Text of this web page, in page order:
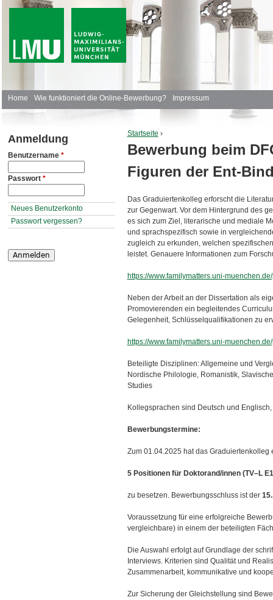
Anmeldung
Benutzername *
Passwort *
Neues Benutzerkonto
Passwort vergessen?
Sie sind hier
Startseite ›
Bewerbung beim
Figuren der Ent-
Das Graduiertenkolleg erforscht die
zur Gegenwart. Vor dem Hintergrund des
es sich zum Ziel, literarische und mediale
und sprachspezifisch sowie in
zugleich zu erkunden, welchen
leistet. Genauere Informationen zum
https://www.familymatters.uni-
Neben der Arbeit an der Dissertation als
Promovierenden ein begleitendes
Gelegenheit, Schlüsselqualifikationen zu
https://www.familymatters.uni-
Beteiligte Disziplinen: Allgemeine und
Nordische Philologie, Romanistik,
Studies
Kollegsprachen sind Deutsch und
Bewerbungstermine:
Zum 01.04.2025 hat das Graduiertenkolleg
5 Positionen für Doktorand/innen (TV–L
zu besetzen. Bewerbungsschluss ist der
Voraussetzung für eine erfolgreiche
vergleichbare) in einem der beteiligten
Die Auswahl erfolgt auf Grundlage der
Interviews. Kriterien sind Qualität und
Zusammenarbeit, kommunikative und
Zur Sicherung der Gleichstellung sind
H
u
t
m
e
n
Home Wie funktioniert die Online-Bewerbung? Impressum